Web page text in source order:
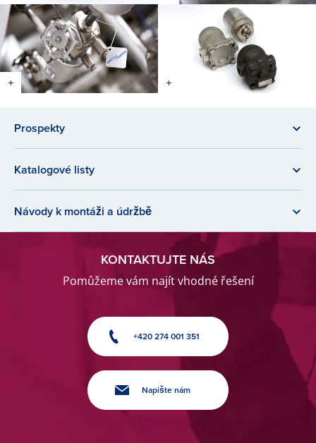
Prospekty
Katalogové listy
Návody k montáži a údržbě
KONTAKTUJTE NÁS
Pomůžeme vám najít vhodné řešení
+420 274 001 351
Napište nám